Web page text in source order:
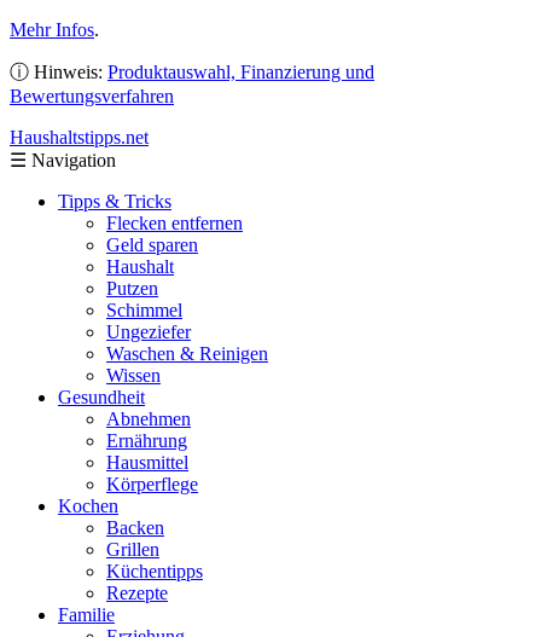
Mehr Infos.
ⓘ Hinweis: Produktauswahl, Finanzierung und
Bewertungsverfahren
Haushaltstipps.net
☰ Navigation
Tipps & Tricks
Flecken entfernen
Geld sparen
Haushalt
Putzen
Schimmel
Ungeziefer
Waschen & Reinigen
Wissen
Gesundheit
Abnehmen
Ernährung
Hausmittel
Körperflege
Kochen
Backen
Grillen
Küchentipps
Rezepte
Familie